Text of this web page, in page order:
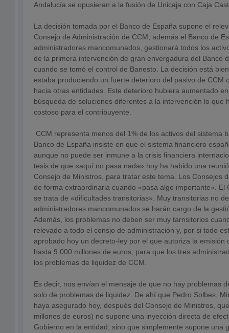
Andalucía se opusieran a la fusión de Unicaja con Caja
La decisión tomada por el Banco de España supone el
Consejo de Administración de CCM, además el Banco de
administradores mancomunados, gestionará todos los
de la primera intervención de gran envergadura del Banco
cuando se tomó el control de Banesto. La decisión está
estaba produciendo un fuerte deterioro del pasivo de CCM
hacia otras entidades. Este deterioro hubiera aumentado
búsqueda de soluciones diferentes a la intervención lo que
costoso para el contribuyente.
CCM representa menos del 1% de los activos del sistema
Banco de España insiste en que el sistema financiero
aunque no puede ser inmune a la crisis financiera
tesis de que «aquí no pasa nada» hoy ha habido una
Consejo de Ministros, para tratar este tema. Los Consejos
de forma extraordinaria cuando «pasa algo importante». El
se trata de «dificultades transitorias». Muy transitorias no
administradores mancomunados se harán cargo de la
Además, los problemas no deben ser muy tarnsitorios
relevado a todo el consjo de administración y, por si todo
aprobado hoy un decreto-ley por el que autoriza la emisión
hasta 9.000 millones de euros, para que los tres
los problemas de liquidez de CCM.
Es decir, nos envían el mensaje de que no hay problemas
solo de problemas de liquidez. De ahí que Pedro Solbes,
haya asegurado hoy, después del Consejo de Ministros,
millones de euros) no supone una inyección directa de
Gobierno en la entidad, sino que simplemente supone una